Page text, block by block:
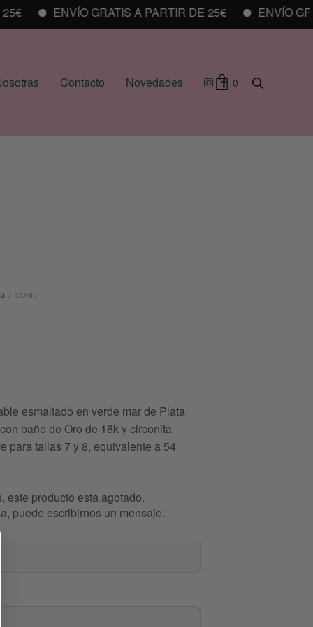
ENVÍO GRATIS A PARTIR DE 25€ ENVÍO
Contacto Novedades 0
/ CONIL
esmaltado en verde mar de Plata
baño de Oro de 18k y circonita
para tallas 7 y 8, equivalente a 54
este producto esta agotado.
puede escribirnos un mensaje.